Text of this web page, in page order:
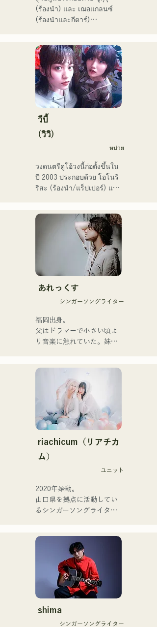
(ร้องนำ) และ เฌอแกลนซ์
(ร้องนำและกีตาร์)
โตเกียว โดยมีเป้าหมายที่จะ
แสดงในศึกเพลงแดงและขาว
พวกเขามียอดวิวบนโซเชียลมี
เดียมากกว่า 3.5 ล้านครั้ง
และมีผู้ติดตามมากกว่า
119,000 คน!
นอกจากนี้ พวกเขายังได้รับ
เลือกให้ร้องเพลงธีมการ
แข่งขันเบสบอลระดับมัธยม
ปลาย All Japan ครั้งที่ 106
ในปี 2024 โดยเป็นตัวแทน
ของ J:COM ฟุกุโอกะ คุมาโม
โตะ และชิโมโนเซกิ ทำให้
พวกเขาเป็นวงที่น่าจับตามอง
วีบี้
(วิวิ)
หน่วย
วงดนตรีดูโอ้วงนี้ก่อตั้งขึ้นใน
ปี 2003 ประกอบด้วย โอโนริ
ริสะ (ร้องนำ/แร็ปเปอร์) และ
ข้อความที่ตรงไปตรงมาแต่
ทรงพลังเข้ากับมุมมองโลกที่
อ่อนโยน และเสียงร้องที่
อบอุ่นแต่ทรงพลัง ซึ่งสามารถ
สัมผัสหัวใจของผู้ฟังได้อย่าง
นุ่มนวล
แรก "Zatsuni Tamede" เมื่อ
วันที่ 23 มกราคม 2025
พวกเขานำเสนอเพลงใน
เรียงแบบวงดนตรี
พวกเขาได้รับการสนับสนุน
ในการบันทึกเสียงและการ
แสดงสดโดย โชโย
(คีย์บอร์ด/กีตาร์) จาก
Zigzaguzu, ไทเซ (กลอง)
อดีตสมาชิกวง meow, ยูยะ ซู
เอฮิโร (กีตาร์) จาก the
perfect me และ เอส0. (แบนั
[ซิงเกิลใหม่]
เพลงใหม่ของพวกเขา "The
จำหน่ายในวันที่ 25 มิถุนายน
あれっくす
シンガーソングライター
福岡出身。
父はドラマーで小さい頃よ
り音楽に触れていた。妹
家族で音楽を楽しむミュー
ジックファミリー。
10代後半にアメリカへ4年
半留学。
現在はLOVE FMの"music
×serendipity"でラジオDJを
務める。
デルやタレントとしても活
躍中。世界的有名なオーデ
ゴットタレント」で日本人
の芸人史上初のゴールデン
ブザーを獲得し、その後ス
もゴールデンブザーを獲得
した、ノボせもんなべの応
援歌「ゴールデンブザー」
や、アメリカ留学時代の心
友とコライトした本格的カ
ントリーソング「Life Goes
それらの楽曲を揃えた自身
初のフルアルバム「ONE
riachicum（リアチカ
ム）
ユニット
2020年始動。
山口県を拠点に活動してい
るシンガーソングライター
ユニット
コロナ禍に入り、音楽で山
口県を盛り上げたいという
思いからユニットを始動。
当初は動画配信サイトでの
活動のみだったが、2020年
12月より、山口県の地元イ
shima
シンガーソングライター